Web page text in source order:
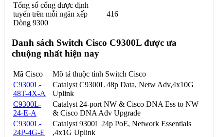
Tổng số cổng được định
tuyến trên mỗi ngăn xếp
Dòng 9300
416
Danh sách Switch Cisco C9300L được ưa
chuộng nhất hiện nay
Mã Cisco
Mô tả thuộc tính Switch Cisco
C9300L-
48T-4X-A
Catalyst C9300L 48p Data, Netw Adv,4x10G
Uplink
C9300L-
24-E-A
Catalyst 24-port NW & Cisco DNA Ess to NW
& Cisco DNA Adv Upgrade
C9300L-
24P-4G-E
Catalyst 9300L 24p PoE, Network Essentials
,4x1G Uplink